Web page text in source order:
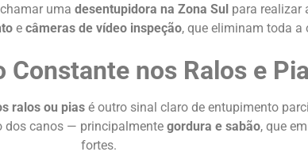
uma desentupidora na Zona Sul para realizar
e câmeras de vídeo inspeção, que eliminam toda a
Constante nos Ralos e
ralos ou piasé outro sinal claro de entupimento
dos canos — principalmente gordura e sabão, que
fortes.